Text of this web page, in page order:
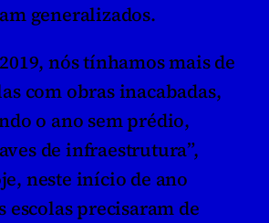
generalizados.
nós tínhamos mais de
com obras inacabadas,
o ano sem prédio,
de infraestrutura”,
neste início de ano
escolas precisaram de